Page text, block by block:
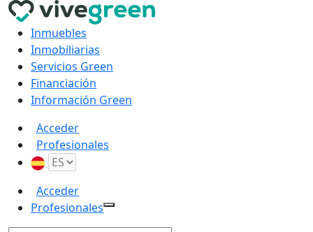
Inmuebles
Inmobiliarias
Servicios Green
Financiación
Información Green
Acceder
Profesionales
Acceder
Profesionales